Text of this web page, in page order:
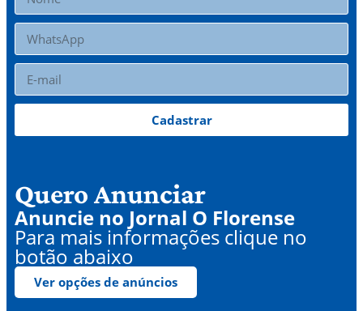
Cadastrar
Quero Anunciar
Anuncie no Jornal O Florense
Para mais informações clique no
botão abaixo
Ver opções de anúncios